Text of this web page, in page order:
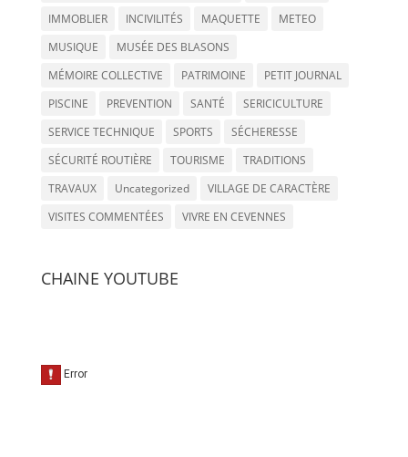
IMMOBLIER
INCIVILITÉS MAQUETTE
METEO
MUSIQUE
MUSÉE DES BLASONS
MÉMOIRE COLLECTIVE
PATRIMOINE
PETIT JOURNAL
PISCINE
PREVENTION SANTÉ
SERICICULTURE
SERVICE TECHNIQUE
SPORTS
SÉCHERESSE
SÉCURITÉ ROUTIÈRE
TOURISME
TRADITIONS
TRAVAUX
Uncategorized
VILLAGE DE CARACTÈRE
VISITES COMMENTÉES
VIVRE EN CEVENNES
CHAINE YOUTUBE